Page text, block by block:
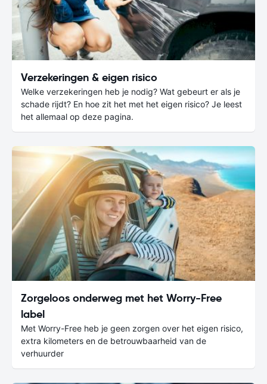
Verzekeringen & eigen risico
Welke verzekeringen heb je nodig? Wat gebeurt er als je
schade rijdt? En hoe zit het met het eigen risico? Je leest
het allemaal op deze pagina.
Zorgeloos onderweg met het Worry-Free
label
Met Worry-Free heb je geen zorgen over het eigen risico,
extra kilometers en de betrouwbaarheid van de
verhuurder